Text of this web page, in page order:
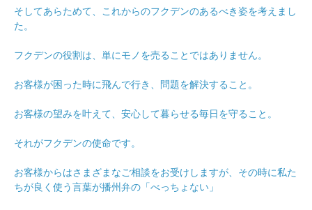
そしてあらためて、これからのフクデンのあるべき姿を考えまし
た。
フクデンの役割は、単にモノを売ることではありません。
お客様が困った時に飛んで行き、問題を解決すること。
お客様の望みを叶えて、安心して暮らせる毎日を守ること。
それがフクデンの使命です。
お客様からはさまざまなご相談をお受けしますが、その時に私た
ちが良く使う言葉が播州弁の「べっちょない」